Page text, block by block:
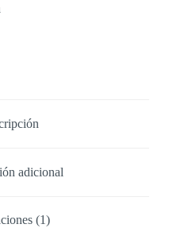
adicional
(1)